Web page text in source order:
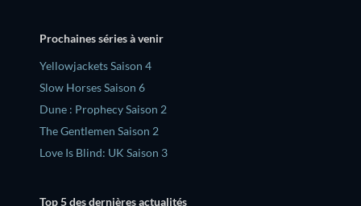
Prochaines séries à venir
Yellowjackets Saison 4
Slow Horses Saison 6
Dune : Prophecy Saison 2
The Gentlemen Saison 2
Love Is Blind: UK Saison 3
Top 5 des dernières actualités